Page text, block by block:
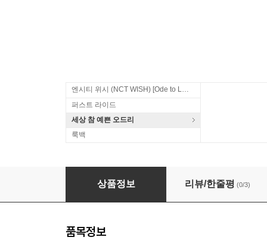
엔시티 위시 (NCT WISH) [Ode to Love]
퍼스트 라이드
세상 참 예쁜 오드리
룩백
시카고 타자기 (tvN 금토드라마) OST
상품정보 리뷰/한줄평 (0/3)
품목정보